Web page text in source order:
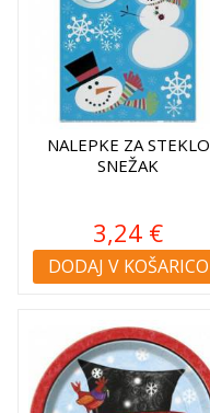
NALEPKE ZA STEKLO
SNEŽAK
3,24 €
DODAJ V KOŠARICO